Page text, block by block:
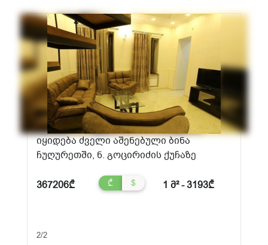
იყიდება ძველი აშენებული ბინა
ჩუღურეთში, ნ. გოცირიძის ქუჩაზე
367206₾ ₾ $ 1 მ² - 3193₾
2/2